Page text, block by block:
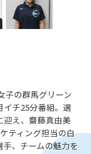
子の群馬グリーン
イチ25分番組。選
迎え、齋藤真由美
ティング担当の白
、チームの魅力を